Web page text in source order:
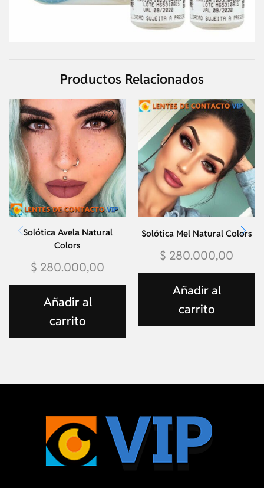
Productos Relacionados
Solótica Avela Natural
Colors
$ 280.000,00
Añadir al
carrito
Solótica Mel Natural Colors
$ 280.000,00
Añadir al
carrito